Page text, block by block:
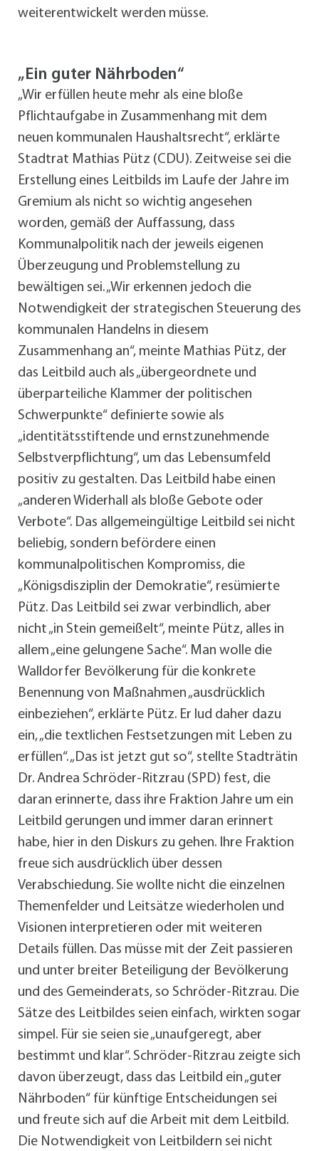
weiterentwickelt werden müsse.
„Ein guter Nährboden“
„Wir erfüllen heute mehr als eine bloße
Pflichtaufgabe in Zusammenhang mit dem
neuen kommunalen Haushaltsrecht“, erklärte
Stadtrat Mathias Pütz (CDU). Zeitweise sei die
Erstellung eines Leitbilds im Laufe der Jahre im
Gremium als nicht so wichtig angesehen
worden, gemäß der Auffassung, dass
Kommunalpolitik nach der jeweils eigenen
Überzeugung und Problemstellung zu
bewältigen sei. „Wir erkennen jedoch die
Notwendigkeit der strategischen Steuerung des
kommunalen Handelns in diesem
Zusammenhang an“, meinte Mathias Pütz, der
das Leitbild auch als „übergeordnete und
überparteiliche Klammer der politischen
Schwerpunkte“ definierte sowie als
„identitätsstiftende und ernstzunehmende
Selbstverpflichtung“, um das Lebensumfeld
positiv zu gestalten. Das Leitbild habe einen
„anderen Widerhall als bloße Gebote oder
Verbote“. Das allgemeingültige Leitbild sei nicht
beliebig, sondern befördere einen
kommunalpolitischen Kompromiss, die
„Königsdisziplin der Demokratie“, resümierte
Pütz. Das Leitbild sei zwar verbindlich, aber
nicht „in Stein gemeißelt“, meinte Pütz, alles in
allem „eine gelungene Sache“. Man wolle die
Walldorfer Bevölkerung für die konkrete
Benennung von Maßnahmen „ausdrücklich
einbeziehen“, erklärte Pütz. Er lud daher dazu
ein, „die textlichen Festsetzungen mit Leben zu
erfüllen“. „Das ist jetzt gut so“, stellte Stadträtin
Dr. Andrea Schröder-Ritzrau (SPD) fest, die
daran erinnerte, dass ihre Fraktion Jahre um ein
Leitbild gerungen und immer daran erinnert
habe, hier in den Diskurs zu gehen. Ihre Fraktion
freue sich ausdrücklich über dessen
Verabschiedung. Sie wollte nicht die einzelnen
Themenfelder und Leitsätze wiederholen und
Visionen interpretieren oder mit weiteren
Details füllen. Das müsse mit der Zeit passieren
und unter breiter Beteiligung der Bevölkerung
und des Gemeinderats, so Schröder-Ritzrau. Die
Sätze des Leitbildes seien einfach, wirkten sogar
simpel. Für sie seien sie „unaufgeregt, aber
bestimmt und klar“. Schröder-Ritzrau zeigte sich
davon überzeugt, dass das Leitbild ein „guter
Nährboden“ für künftige Entscheidungen sei
und freute sich auf die Arbeit mit dem Leitbild.
Die Notwendigkeit von Leitbildern sei nicht